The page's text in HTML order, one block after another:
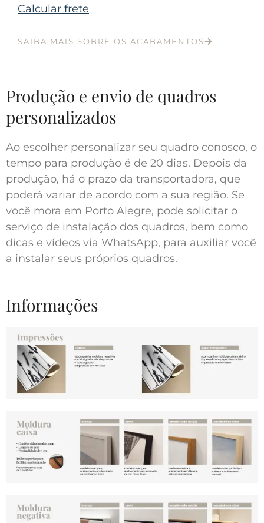
Calcular frete
SAIBA MAIS SOBRE OS ACABAMENTOS
Produção e envio de quadros
personalizados
Ao escolher personalizar seu quadro conosco, o
tempo para produção é de 20 dias. Depois da
produção, há o prazo da transportadora, que
poderá variar de acordo com a sua região. Se
você mora em Porto Alegre, pode solicitar o
serviço de instalação dos quadros, bem como
dicas e vídeos via WhatsApp, para auxiliar você
a instalar seus próprios quadros.
Informações